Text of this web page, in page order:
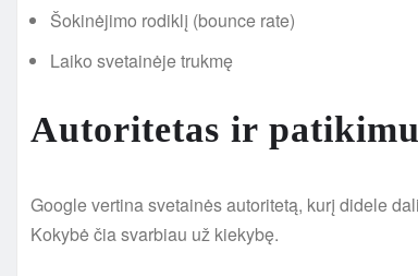
Šokinėjimo rodiklį (bounce rate)
Laiko svetainėje trukmę
Autoritetas ir
Google vertina svetainės autoritetą, kurį didele
Kokybė čia svarbiau už kiekybę.